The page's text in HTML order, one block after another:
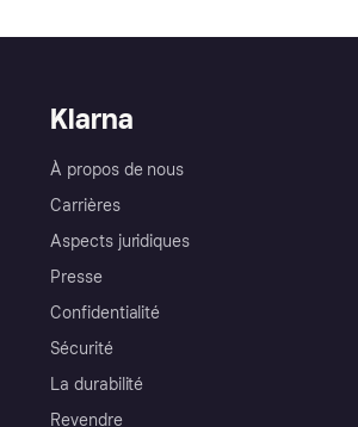
Klarna
À propos de nous
Carrières
Aspects juridiques
Presse
Confidentialité
Sécurité
La durabilité
Revendre